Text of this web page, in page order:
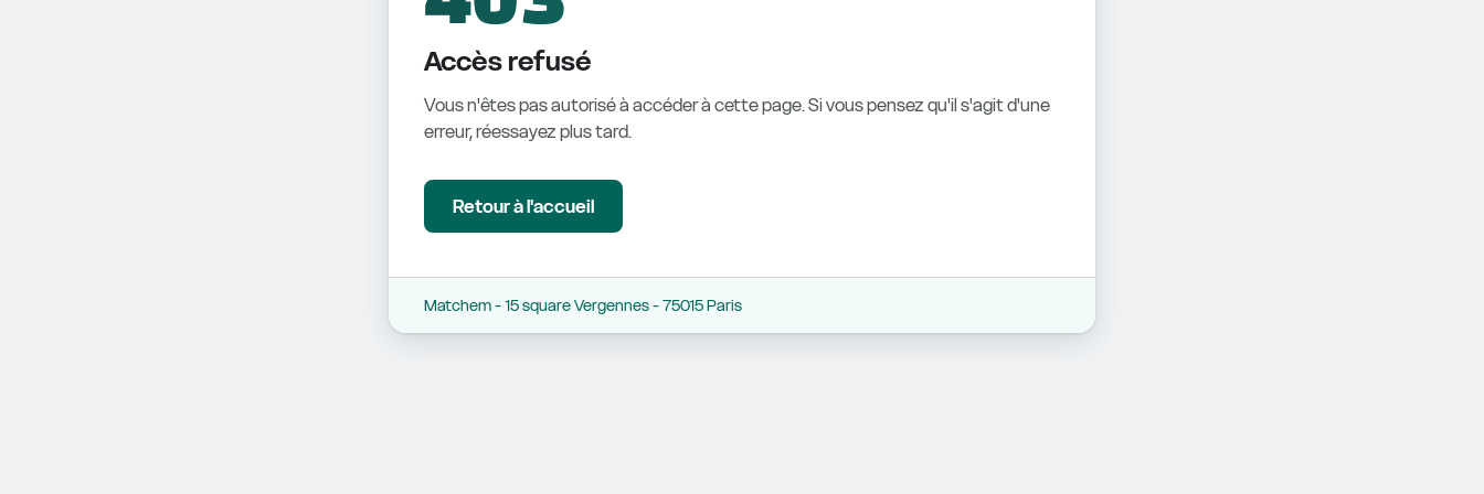
Accès refusé
Vous n'êtes pas autorisé à accéder à cette page. Si vous pensez qu'il s'agit d'une
erreur, réessayez plus tard.
Retour à l'accueil
Matchem - 15 square Vergennes - 75015 Paris